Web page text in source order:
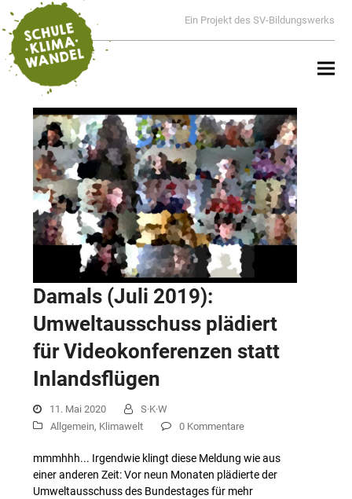
Ein Projekt des SV-Bildungswerks
Damals (Juli 2019):
Umweltausschuss plädiert
für Videokonferenzen statt
Inlandsflügen
11. Mai 2020
S·K·W
Allgemein, Klimawelt 0 Kommentare
mmmhhh... Irgendwie klingt diese Meldung wie aus
einer anderen Zeit: Vor neun Monaten plädierte der
Umweltausschuss des Bundestages für mehr